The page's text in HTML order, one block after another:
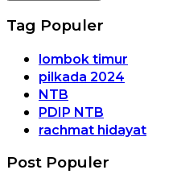
Tag Populer
lombok timur
pilkada 2024
NTB
PDIP NTB
rachmat hidayat
Post Populer